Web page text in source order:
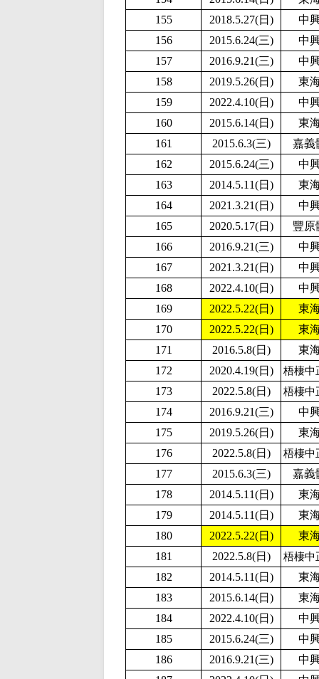
155
2018.5.27(日)
中
156
2015.6.24(三)
中
157
2016.9.21(三)
中
158
2019.5.26(日)
東
159
2022.4.10(日)
中
160
2015.6.14(日)
東
161
2015.6.3(三)
嘉義
162
2015.6.24(三)
中
163
2014.5.11(日)
東
164
2021.3.21(日)
中
165
2020.5.17(日)
豐原
166
2016.9.21(三)
中
167
2021.3.21(日)
中
168
2022.4.10(日)
中
169
2022.5.22(日)
東
170
2022.5.22(日)
東
171
2016.5.8(日)
東
172
2020.4.19(日) 梧棲中
173 2022.5.8(日) 梧棲中
174 2016.9.21(三)
中
175
2019.5.26(日)
東
176
2022.5.8(日) 梧棲中
177 2015.6.3(三)
嘉義
178
2014.5.11(日)
東
179
2014.5.11(日)
東
180
2022.5.22(日)
東
181
2022.5.8(日) 梧棲中
182 2014.5.11(日)
東
183
2015.6.14(日)
東
184
2022.4.10(日)
中
185
2015.6.24(三)
中
186
2016.9.21(三)
中